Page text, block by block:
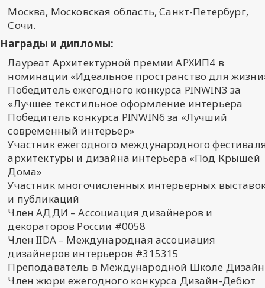
Москва, Московская область, Санкт-Петербург,
Сочи.
Награды и дипломы:
Лауреат Архитектурной премии АРХИП4 в
номинации «Идеальное пространство для
Победитель ежегодного конкурса PINWIN3 за
«Лучшее текстильное оформление интерьера
Победитель конкурса PINWIN6 за «Лучший
современный интерьер»
Участник ежегодного международного
архитектуры и дизайна интерьера «Под Крышей
Дома»
Участник многочисленных интерьерных
и публикаций
Член АДДИ – Ассоциация дизайнеров и
декораторов России #0058
Член IIDA – Международная ассоциация
дизайнеров интерьеров #315315
Преподаватель в Международной Школе
Член жюри ежегодного конкурса Дизайн-Дебют